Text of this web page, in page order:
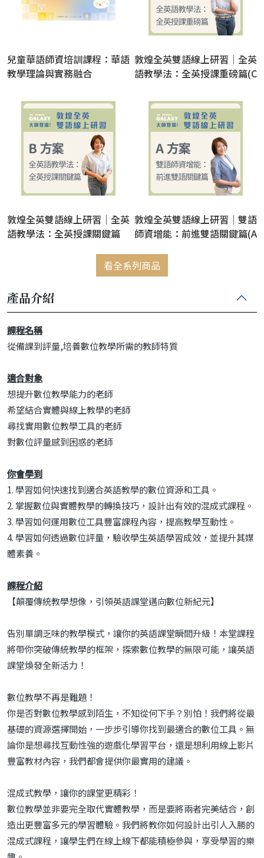
兒童華語師資培訓課程：華語
教學理論與實務融合
敦煌全英雙語線上研習｜全英
語教學法：全英授課重磅篇(C
頁，購買連結詳見內頁】
敦煌全英雙語線上研習｜全英
語教學法：全英授課關鍵篇
敦煌全英雙語線上研習｜雙語
師資增能：前進雙語關鍵篇(A
看全系列商品
產品介紹
課程名稱
從備課到評量,培養數位教學所需的教師特質
適合對象
想提升數位教學能力的老師
希望結合實體與線上教學的老師
尋找實用數位教學工具的老師
對數位評量感到困惑的老師
你會學到
1. 學習如何快速找到適合英語教學的數位資源和工具。
2. 掌握數位與實體教學的轉換技巧，設計出有效的混成式課程。
3. 學習如何運用數位工具豐富課程內容，提高教學互動性。
4. 學習如何透過數位評量，驗收學生英語學習成效，並提升其媒
體素養。
課程介紹
【顛覆傳統教學想像，引領英語課堂邁向數位新紀元】
告別單調乏味的教學模式，讓你的英語課堂瞬間升級！本堂課程
將帶你突破傳統教學的框架，探索數位教學的無限可能，讓英語
課堂煥發全新活力！
數位教學不再是難題！
你是否對數位教學感到陌生，不知從何下手？別怕！我們將從最
基礎的資源選擇開始，一步步引導你找到最適合的數位工具。無
論你是想尋找互動性強的遊戲化學習平台，還是想利用線上影片
豐富教材內容，我們都會提供你最實用的建議。
混成式教學，讓你的課堂更精彩！
數位教學並非要完全取代實體教學，而是要將兩者完美結合，創
造出更豐富多元的學習體驗。我們將教你如何設計出引人入勝的
混成式課程，讓學生們在線上線下都能積極參與，享受學習的樂